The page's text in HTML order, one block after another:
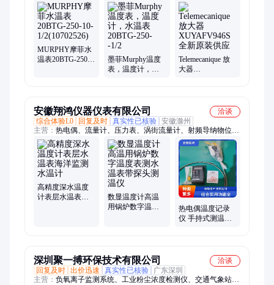
开关、仪器仪表、开关电源、电机
MURPHY摩菲水
温表20BTG-250-
墨菲Murphy温度
表，温度计，水
Telemecanique 放
大器
安徽翔鸿仪器仪表有限公司
洽谈
综合体验L0
回复及时 真实性已核验 安徽滁州
主营： 热电偶、流量计、压力表、涡街流量计、射频导纳物位开
关、就地温度显示仪、防爆热电阻、压力真空表、翻板液位计、
数显温度显示仪、不锈钢压力表、磁翻板液位计、耐磨热电阻、
工业热电阻、铠装热电阻、双金属温度计、压力变送器、一体化
温度变送器
高精度深水温度
计表层水温表海
数显温度计高温
用锅炉数字温度
热电偶温度记录
仪 手持式测温仪
深圳聚一搏环保技术有限公司
洽谈
回复及时 出价迅速 真实性已核验
广东深圳
主营： 负氧离子监测系统、工业粉尘浓度检测仪、交通气象站、